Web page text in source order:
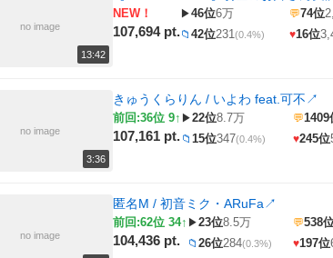
no image
13:42
NEW！
107,694 pt.
▶46位6万 💬74位
📁 42位231(0.4%) ♥16位
no image
3:36
きゅうくらりん / いよわ feat.可不↗
前回:36位 9↑
107,161 pt.
▶22位8.7万 💬1409
📁 15位347(0.4%) ♥245位
no image
匿名M / 初音ミク・ARuFa↗
前回:62位 34↑
104,436 pt.
▶23位8.5万 💬538
📁 26位284(0.3%) ♥197位